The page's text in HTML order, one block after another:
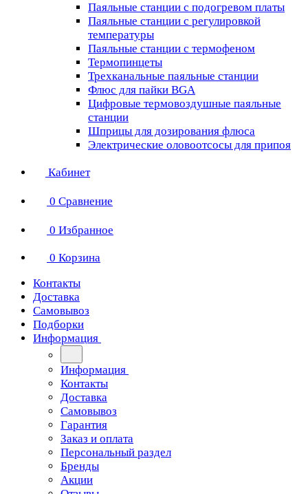
Паяльные станции с подогревом платы
Паяльные станции с регулировкой
температуры
Паяльные станции с термофеном
Термопинцеты
Трехканальные паяльные станции
Флюс для пайки BGA
Цифровые термовоздушные паяльные
станции
Шприцы для дозирования флюса
Электрические оловоотсосы для припоя
Кабинет
0 Сравнение
0 Избранное
0 Корзина
Контакты
Доставка
Самовывоз
Подборки
Информация
Информация
Контакты
Доставка
Самовывоз
Гарантия
Заказ и оплата
Персональный раздел
Бренды
Акции